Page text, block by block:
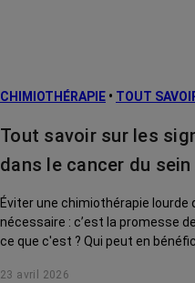
CHIMIOTHÉRAPIE • TOUT
Tout savoir sur les
dans le cancer du
Éviter une chimiothérapie
nécessaire : c’est la promesse
ce que c'est ? Qui peut en
23 avril 2026